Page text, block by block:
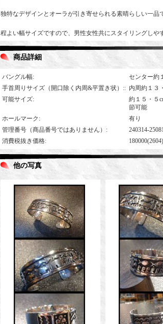
独特なデザインとオーラが引き寄せられる素晴らしい一品
程よい幅サイズですので、男性女性共にスタイリングしや
商品詳細
バングル幅:
センター約
手首周りサイズ（開口除く内周&平置き状）:: 内周約１３
可能サイズ:
約１５・５
節可能
ホールマーク :
有り
管理番号（商品番号ではありません） :
240314-
消費税抜き価格: 180000(2604)
他の写真